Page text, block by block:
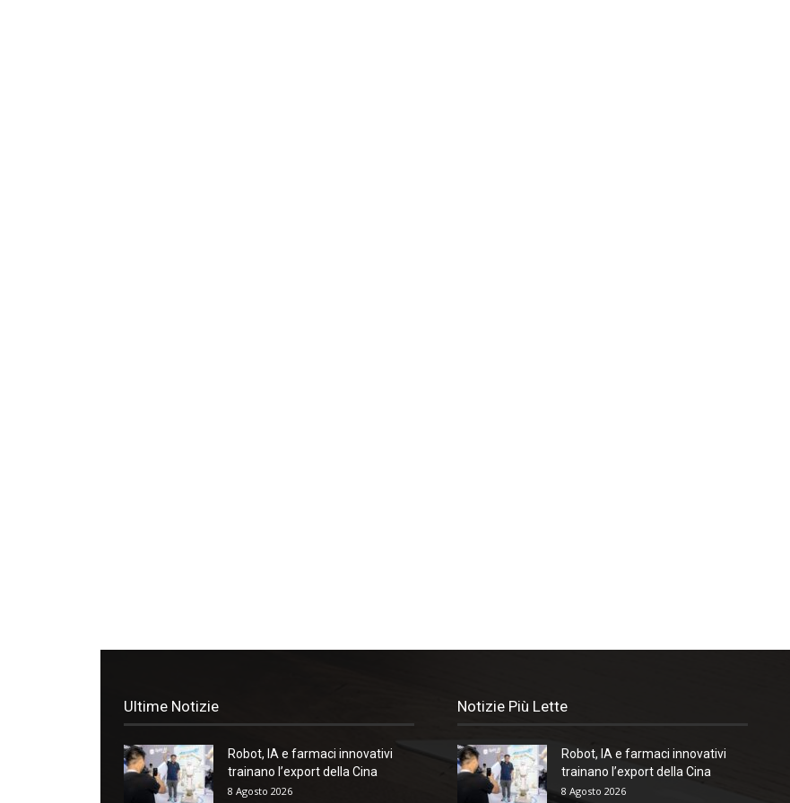
Ultime Notizie
Robot, IA e farmaci innovativi
trainano l’export della Cina
8 Agosto 2026
Notizie Più Lette
Robot, IA e farmaci innovativi
trainano l’export della Cina
8 Agosto 2026